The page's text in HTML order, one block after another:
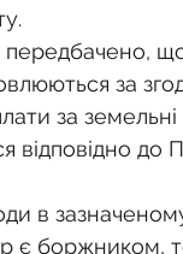
питання за
за
відповідно до
в
є боржником,